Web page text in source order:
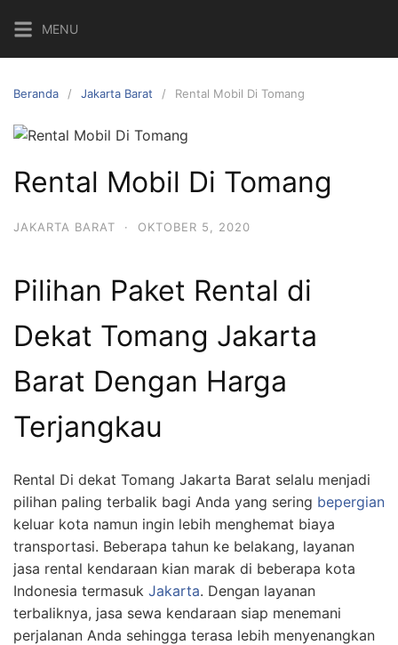
ke
konten
MENU
Beranda Jakarta Barat Rental Mobil Di Tomang
Rental Mobil Di Tomang
JAKARTA BARAT · OKTOBER 5, 2020
Pilihan Paket Rental di
Dekat Tomang Jakarta
Barat Dengan Harga
Terjangkau
Rental Di dekat Tomang Jakarta Barat selalu menjadi
pilihan paling terbalik bagi Anda yang sering bepergian
keluar kota namun ingin lebih menghemat biaya
transportasi. Beberapa tahun ke belakang, layanan
jasa rental kendaraan kian marak di beberapa kota
Indonesia termasuk Jakarta. Dengan layanan
terbaliknya, jasa sewa kendaraan siap menemani
perjalanan Anda sehingga terasa lebih menyenangkan